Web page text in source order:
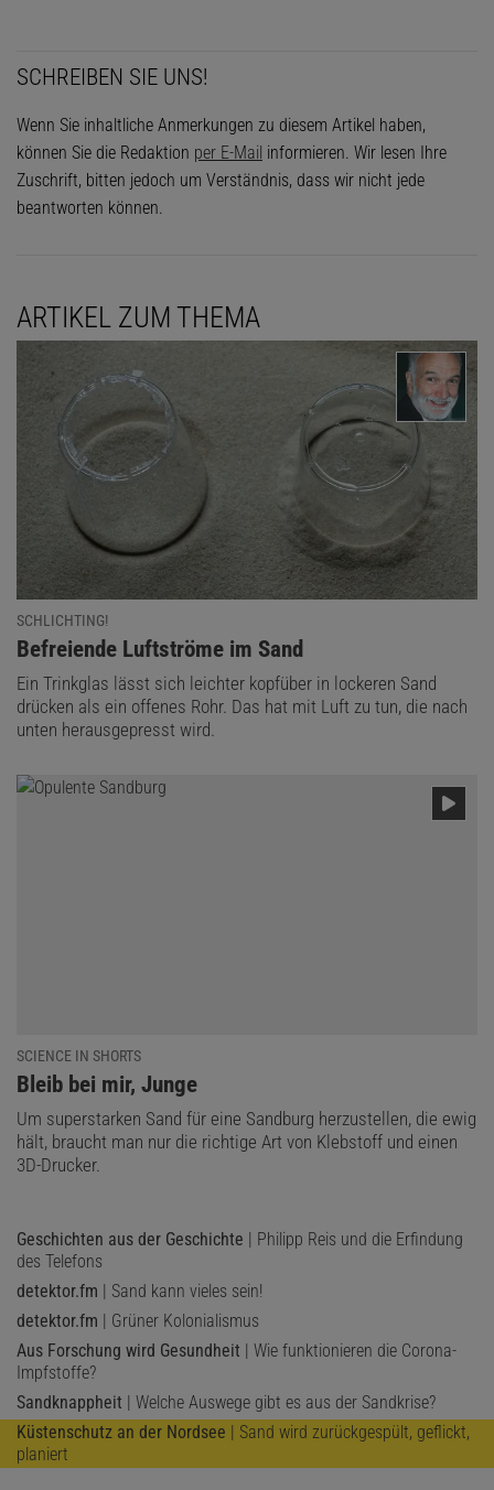
SCHREIBEN SIE UNS!
Wenn Sie inhaltliche Anmerkungen zu diesem Artikel haben,
können Sie die Redaktion per E-Mail informieren. Wir lesen Ihre
Zuschrift, bitten jedoch um Verständnis, dass wir nicht jede
beantworten können.
ARTIKEL ZUM THEMA
SCHLICHTING!
:Befreiende Luftströme im Sand
Ein Trinkglas lässt sich leichter kopfüber in lockeren Sand
drücken als ein offenes Rohr. Das hat mit Luft zu tun, die nach
unten herausgepresst wird.
SCIENCE IN SHORTS
:
Bleib bei mir, Junge
Um superstarken Sand für eine Sandburg herzustellen, die ewig
hält, braucht man nur die richtige Art von Klebstoff und einen
3D-Drucker.
Geschichten aus der Geschichte | Philipp Reis und die Erfindung
des Telefons
detektor.fm | Sand kann vieles sein!
detektor.fm | Grüner Kolonialismus
Aus Forschung wird Gesundheit | Wie funktionieren die Corona-
Impfstoffe?
Sandknappheit | Welche Auswege gibt es aus der Sandkrise?
Küstenschutz an der Nordsee | Sand wird zurückgespült, geflickt,
planiert